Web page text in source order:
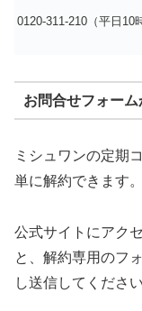
0120-311-210（平日10
お問合せフォー
ミシュワンの定期
単に解約できます。
公式サイトにアク
と、解約専用のフ
し送信してください